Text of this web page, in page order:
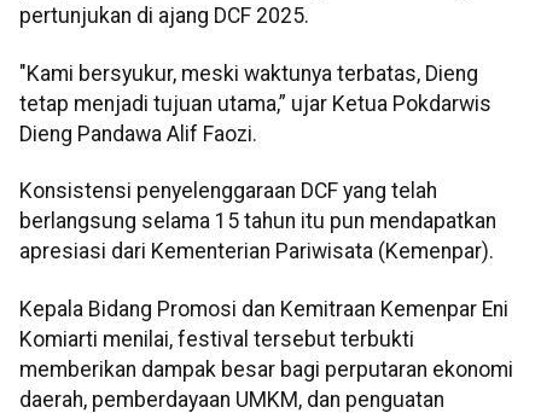
pertunjukan di ajang DCF 2025.
"Kami bersyukur, meski waktunya terbatas, Dieng
tetap menjadi tujuan utama,” ujar Ketua Pokdarwis
Dieng Pandawa Alif Faozi.
Konsistensi penyelenggaraan DCF yang telah
berlangsung selama 15 tahun itu pun mendapatkan
apresiasi dari Kementerian Pariwisata (Kemenpar).
Kepala Bidang Promosi dan Kemitraan Kemenpar Eni
Komiarti menilai, festival tersebut terbukti
memberikan dampak besar bagi perputaran ekonomi
daerah, pemberdayaan UMKM, dan penguatan